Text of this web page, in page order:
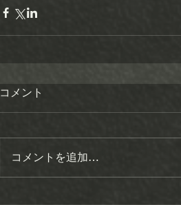
コメント
コメントを追加…